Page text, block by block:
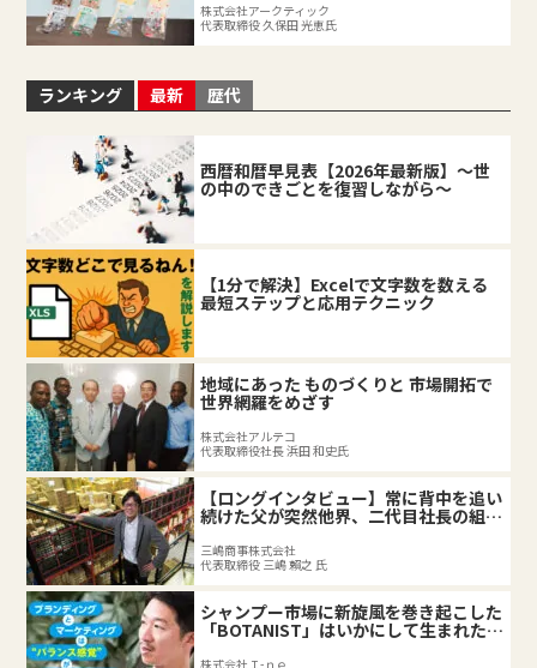
株式会社アークティック
代表取締役 久保田 光恵氏
ランキング 最新 歴代
西暦和暦早見表【2026年最新版】～世
の中のできごとを復習しながら～
【1分で解決】Excelで文字数を数える
最短ステップと応用テクニック
地域にあった ものづくりと 市場開拓で
世界網羅をめざす
株式会社アルテコ
代表取締役社長 浜田 和史氏
【ロングインタビュー】常に背中を追い
続けた父が突然他界、二代目社長の組織
三嶋商事株式会社
代表取締役 三嶋 賴之 氏
シャンプー市場に新旋風を巻き起こした
「BOTANIST」はいかにして生まれたの
株式会社Ｉ-ｎｅ